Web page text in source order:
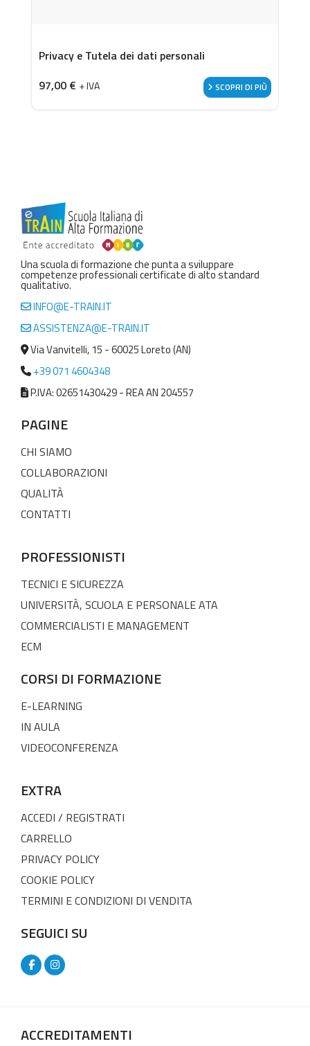
Privacy e Tutela dei dati personali
97,00 € + IVA SCOPRI DI PIÙ
Una scuola di formazione che punta a sviluppare
competenze professionali certificate di alto standard
qualitativo.
INFO@E-TRAIN.IT
ASSISTENZA@E-TRAIN.IT
Via Vanvitelli, 15 - 60025 Loreto (AN)
+39 071 4604348
P.IVA: 02651430429 - REA AN 204557
PAGINE
CHI SIAMO
COLLABORAZIONI
QUALITÀ
CONTATTI
PROFESSIONISTI
TECNICI E SICUREZZA
UNIVERSITÀ, SCUOLA E PERSONALE ATA
COMMERCIALISTI E MANAGEMENT
ECM
CORSI DI FORMAZIONE
E-LEARNING
IN AULA
VIDEOCONFERENZA
EXTRA
ACCEDI / REGISTRATI
CARRELLO
PRIVACY POLICY
COOKIE POLICY
TERMINI E CONDIZIONI DI VENDITA
SEGUICI SU
ACCREDITAMENTI